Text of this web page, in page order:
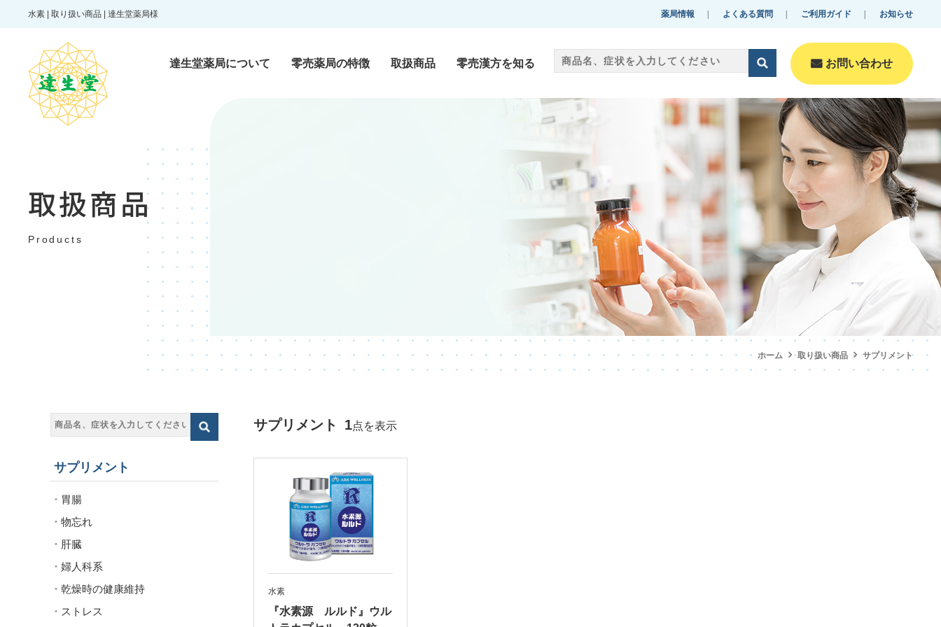
薬局情報 よくある質問 ご利用ガイド お知らせ
達生堂薬局について 零売薬局の特徴 取扱商品
零売美肌・美容
Reibai-beautyfulskin・B
eauty
サプリメント
Supplement
化粧品
Cosmetics
零売漢方を知る お問い合わせ
水素 | 取り扱い商品 | 達生堂薬局様
取扱商品
Products
ホーム 取り扱い商品 サプリメント
サプリメント 1点を表示
水素
『水素源 ルルド』ウル
サプリメント
胃腸
物忘れ
肝臓
婦人科系
乾燥時の健康維持
ストレス